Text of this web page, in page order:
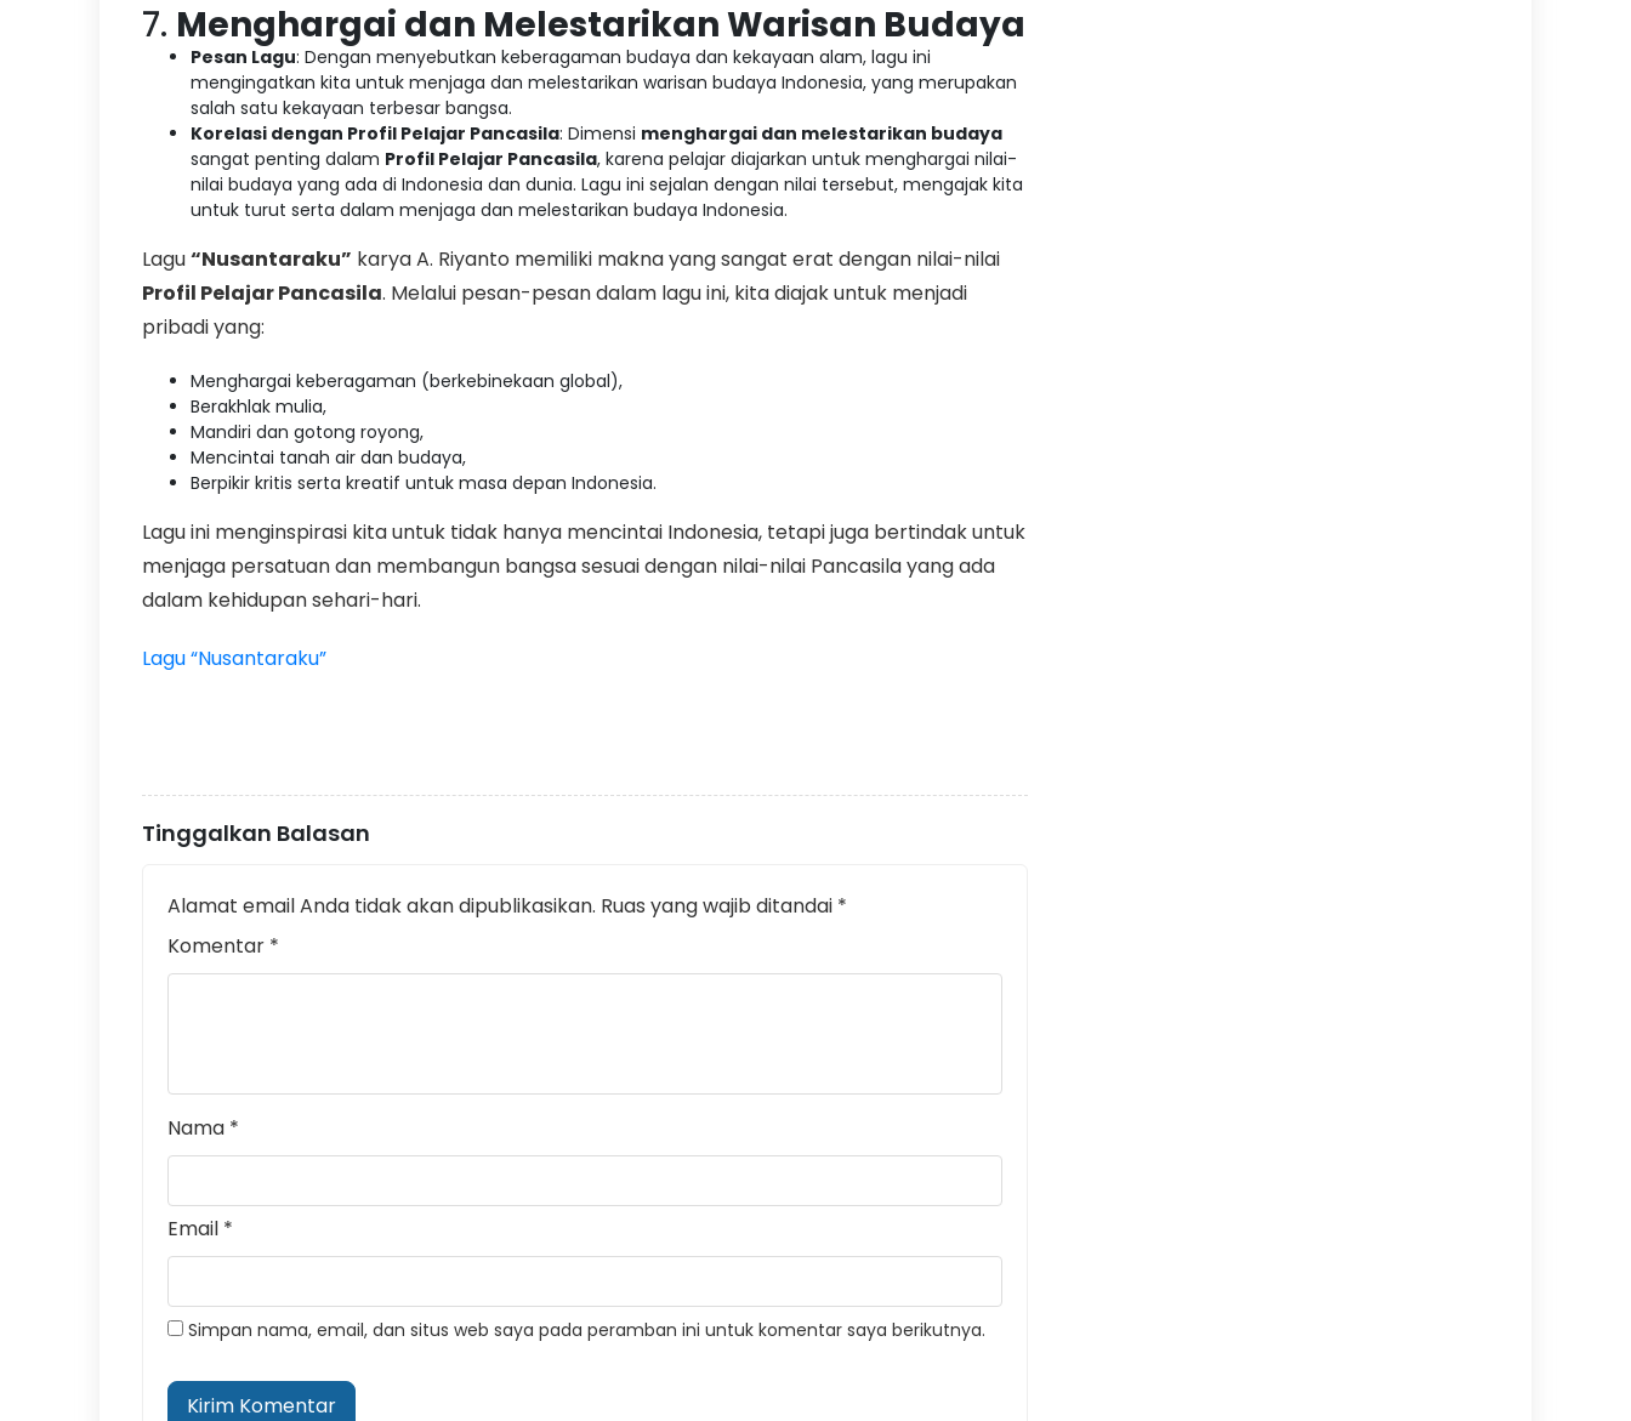
7. Menghargai dan Melestarikan Warisan Budaya
Pesan Lagu: Dengan menyebutkan keberagaman budaya dan kekayaan alam, lagu ini
mengingatkan kita untuk menjaga dan melestarikan warisan budaya Indonesia, yang merupakan
salah satu kekayaan terbesar bangsa.
Korelasi dengan Profil Pelajar Pancasila: Dimensi menghargai dan melestarikan budaya
sangat penting dalam Profil Pelajar Pancasila, karena pelajar diajarkan untuk menghargai nilai-
nilai budaya yang ada di Indonesia dan dunia. Lagu ini sejalan dengan nilai tersebut, mengajak kita
untuk turut serta dalam menjaga dan melestarikan budaya Indonesia.
Lagu“Nusantaraku” karya A. Riyanto memiliki makna yang sangat erat dengan nilai-nilai
Profil Pelajar Pancasila. Melalui pesan-pesan dalam lagu ini, kita diajak untuk menjadi
pribadi yang:
Menghargai keberagaman (berkebinekaan global),
Berakhlak mulia,
Mandiri dan gotong royong,
Mencintai tanah air dan budaya,
Berpikir kritis serta kreatif untuk masa depan Indonesia.
Lagu ini menginspirasi kita untuk tidak hanya mencintai Indonesia, tetapi juga bertindak untuk
menjaga persatuan dan membangun bangsa sesuai dengan nilai-nilai Pancasila yang ada
dalam kehidupan sehari-hari.
Lagu “Nusantaraku”
Tinggalkan Balasan
Alamat email Anda tidak akan dipublikasikan. Ruas yang wajib ditandai *
Komentar *
Nama *
Email *
Simpan nama, email, dan situs web saya pada peramban ini untuk komentar saya berikutnya.